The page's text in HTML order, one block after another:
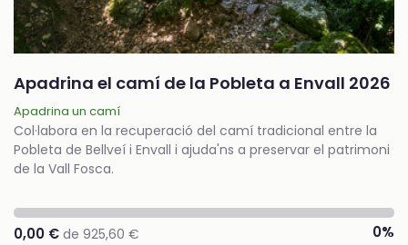
Apadrina el camí de la Pobleta a Envall 2026
Apadrina un camí
Col·labora en la recuperació del camí tradicional entre la
Pobleta de Bellveí i Envall i ajuda'ns a preservar el patrimoni
de la Vall Fosca.
0,00 € de 925,60 € 0%